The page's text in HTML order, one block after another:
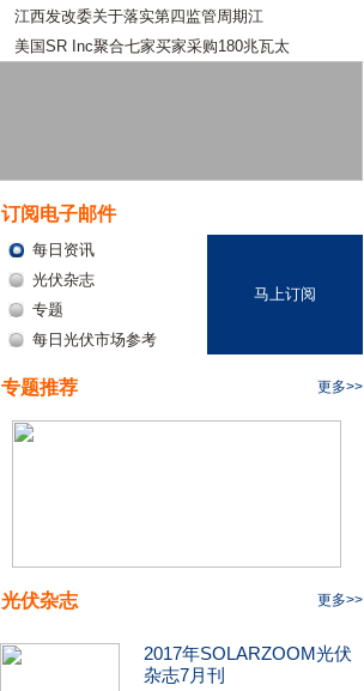
江西发改委关于落实第四监管周期江
美国SR Inc聚合七家买家采购180兆瓦太
订阅电子邮件
每日资讯
光伏杂志
专题
每日光伏市场参考
马上订阅
专题推荐 更多>>
光伏杂志 更多>>
2017年SOLARZOOM光伏
杂志7月刊